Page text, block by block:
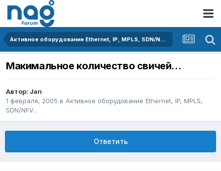
Активное оборудование Ethernet, IP, MPLS, SDN/NFV...
Макимальное количество свичей...
Автор: Jan
1 февраля, 2005 в Активное оборудование Ethernet, IP, MPLS,
SDN/NFV...
Ответить